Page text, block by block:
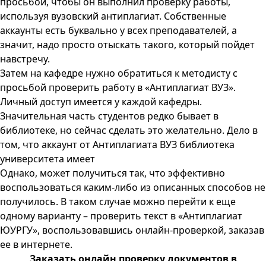
используя вузовский антиплагиат. Собственные
аккаунты есть буквально у всех преподавателей, а
значит, надо просто отыскать такого, который пойдет
навстречу.
Затем на кафедре нужно обратиться к методисту с
просьбой проверить работу в «Антиплагиат ВУЗ».
Личный доступ имеется у каждой кафедры.
Значительная часть студентов редко бывает в
библиотеке, но сейчас сделать это желательно. Дело в
том, что аккаунт отАнтиплагиата ВУЗ библиотека
университета имеет
Однако, может получиться так, что эффективно
воспользоваться каким-либо из описанных способов не
получилось. В таком случае можно перейти к еще
одному варианту – проверить текст в «Антиплагиат
ЮУРГУ», воспользовавшись онлайн-проверкой, заказав
ее в интернете.